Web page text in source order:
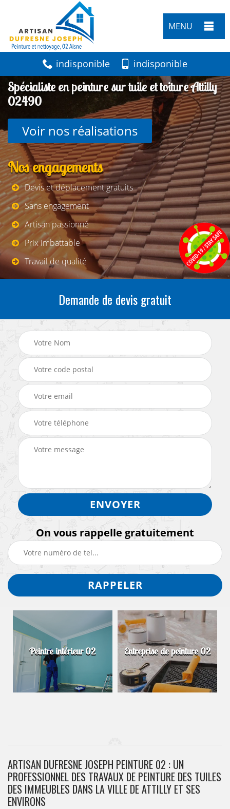
MENU
indisponible indisponible
Spécialiste en peinture sur tuile et toiture Attilly
02490
Voir nos réalisations
Nos engagements
Devis et déplacement gratuits
Sans engagement
Artisan passionné
Prix imbattable
Travail de qualité
Demande de devis gratuit
On vous rappelle gratuitement
Peintre intérieur 02 Entreprise de peinture 02
ARTISAN DUFRESNE JOSEPH PEINTURE 02 : UN
PROFESSIONNEL DES TRAVAUX DE PEINTURE DES TUILES
DES IMMEUBLES DANS LA VILLE DE ATTILLY ET SES
ENVIRONS